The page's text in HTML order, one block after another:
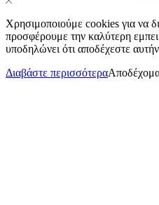
Χρησιμοποιούμε cookies για να
προσφέρουμε την καλύτερη
υποδηλώνει ότι αποδέχεστε αυτήν
Διαβάστε περισσότερα